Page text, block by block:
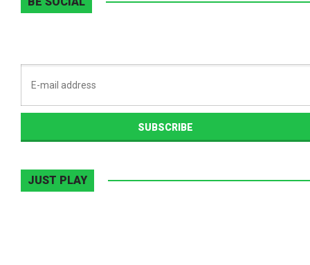
JUST PLAY